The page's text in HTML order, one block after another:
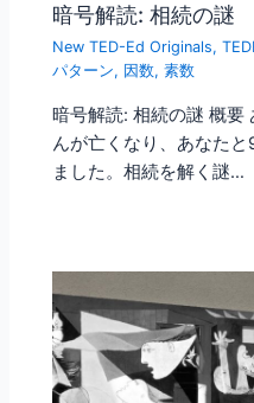
暗号解読: 相続の謎
New TED-Ed Originals,
パターン, 因数,素数
暗号解読: 相続の謎 概要
んが亡くなり、あなた
ました。相続を解く謎…